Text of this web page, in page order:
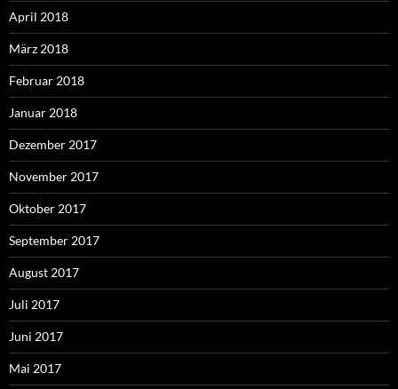
April 2018
März 2018
Februar 2018
Januar 2018
Dezember 2017
November 2017
Oktober 2017
September 2017
August 2017
Juli 2017
Juni 2017
Mai 2017